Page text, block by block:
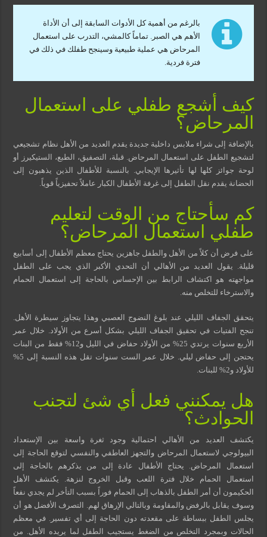
بالرغم من أهمية كل الأدوات السابقة إلى أن الأداة
الأهم هي الصبر. تماماً كالمشي، التدرب على استعمال
المرحاض هي عملية طبيعية وسينجح طفلك في ذلك في
فترة فردية.
كيف أشجع طفلي على استعمال
المرحاض؟
بالإضافة إلى شراء ملابس داخلية جديدة يقدم العديد من الأهل نظام تشجيعي
لتشجيع الطفل على استعمال المرحاض. قبلة، التصفيق، الطبع، الستيكيرز أو
لوحة جوائز كلها لها تأثيرها الإيجابي. بالنسبة للأطفال الذين يذهبون إلى
الحضانة يقدم نقل الطفل إلى غرفة الأطفال الكبار عاملاً تحفيزياً قوياً.
كم سأحتاج من الوقت لتعليم
طفلي استعمال المرحاض؟
على فرض أن كلاً من الأهل والطفل جاهزين يحتاج معظم الأطفال إلى أسابيع
قليلة. يقول العديد من الأهالي أن التحدي الأكبر الذي يجب على الطفل
مواجهته هو اكتشاف الرابط بين الإحساس بالحاجة إلى استعمال الحمام
والاسترخاء للتخلص منه.
يتحقق الجفاف الليلي عند بلوغ النضوج العصبي وهذا يتجاوز سيطرة الأهل.
تنجح الفتيات في تحقيق الجفاف الليلي بشكل أسرع من الأولاد. خلال عمر
الأربع سنوات يرتدي 25% من الأولاد حفاض في الليل و12% فقط من البنات
يحتجن إلى حفاض ليلي. خلال عمر الست سنوات تقل هذه النسبة إلى 5%
للأولاد و2% للبنات.
هل يمكنني فعل أي شئ لتجنب
الحوادث؟
يكتشف العديد من الأهالي احتمالية وجود ثغرة واسعة بين الإستعداد
البيولوجي لاستعمال المرحاض والتجهز العاطفي والنفسي لتوقع الحاجة إلى
استعمال المرحاض. يحتاج الأطفال عادة إلى من يذكرهم بالحاجة إلى
استعمال الحمام خلال فترة اللعب وقبل الخروج لنزهة. يكتشف الأهل
الحكيمون أن أمر الطفل بالذهاب إلى الحمام فوراً بسبب التأخر لم يجدي نفعاً
وسوف يقابل بالرفض والمقاومة وبالتالي الإرهاق لهم. التصرف الأفضل هو أن
يجلس الطفل ببساطة على مقعدته دون الحاجة إلى أي تفسير. في معظم
الحالات وبمجرد التخلص من الضغط يستجيب الطفل لما يريده الأهل. من